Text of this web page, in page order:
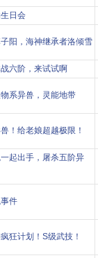
日会
阳，海神继承者洛倾雪
六阶，来试试啊
系异兽，灵能地带
！给老娘超越极限！
起出手，屠杀五阶异
件
狂计划！S级武技！